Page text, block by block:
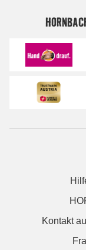
Kontakt